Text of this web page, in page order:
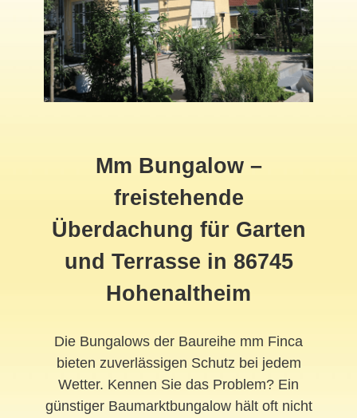
Mm Bungalow –
freistehende
Überdachung für Garten
und Terrasse in 86745
Hohenaltheim
Die Bungalows der Baureihe mm Finca
bieten zuverlässigen Schutz bei jedem
Wetter. Kennen Sie das Problem? Ein
günstiger Baumarktbungalow hält oft nicht